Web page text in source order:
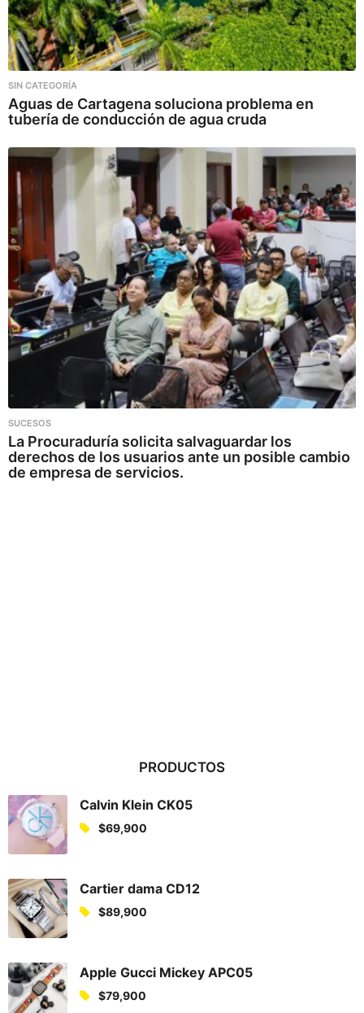
SIN CATEGORÍA
Aguas de Cartagena soluciona problema en
tubería de conducción de agua cruda
SUCESOS
La Procuraduría solicita salvaguardar los
derechos de los usuarios ante un posible cambio
de empresa de servicios.
PRODUCTOS
Calvin Klein CK05
$69,900
Cartier dama CD12
$89,900
Apple Gucci Mickey APC05
$79,900